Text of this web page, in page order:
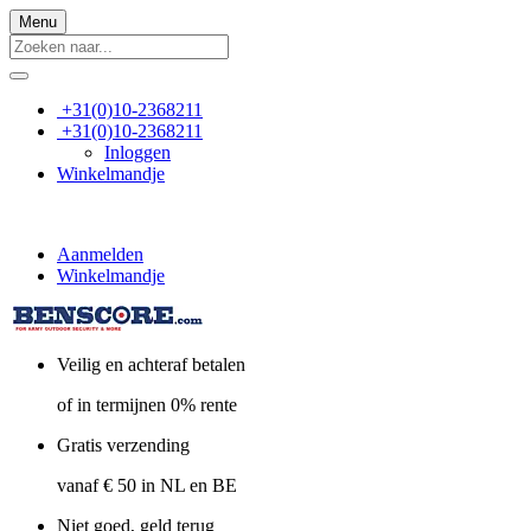
Menu
+31(0)10-2368211
+31(0)10-2368211
Inloggen
Winkelmandje
Aanmelden
Winkelmandje
Veilig en achteraf betalen
of in termijnen 0% rente
Gratis verzending
vanaf € 50 in NL en BE
Niet goed, geld terug